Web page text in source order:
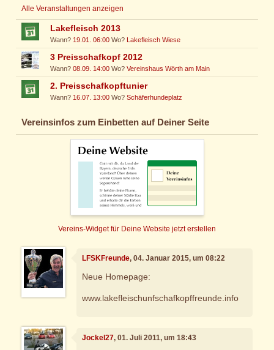
Alle Veranstaltungen anzeigen
Lakefleisch 2013
Wann? 19.01. 06:00 Wo? Lakefleisch Wiese
3 Preisschafkopf 2012
Wann?08.09. 14:00 Wo?Vereinshaus Wörth am Main
2. Preisschafkopftunier
Wann? 16.07. 13:00 Wo?Schäferhundeplatz
Vereinsinfos zum Einbetten auf Deiner Seite
Vereins-Widget für Deine Website jetzt erstellen
LFSKFreunde, 04. Januar 2015, um 08:22
Neue Homepage:
www.lakefleischunfschafkopffreunde.info
Jockel27, 01. Juli 2011, um 18:43